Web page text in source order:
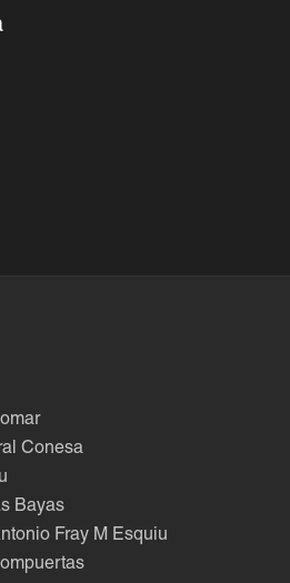
Conesa
Bayas
Fray M Esquiu